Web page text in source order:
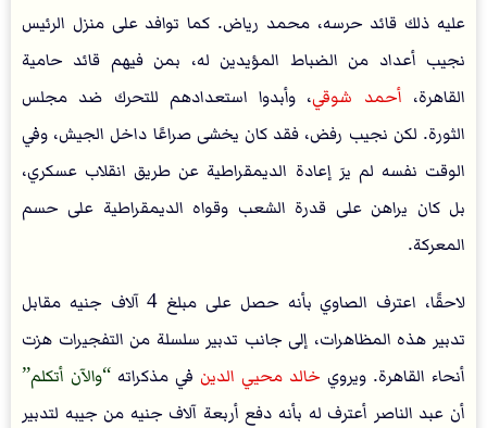
عليه ذلك قائد حرسه، محمد رياض. كما توافد على منزل الرئيس
نجيب أعداد من الضباط المؤيدين له، بمن فيهم قائد حامية
القاهرة، أحمد شوقي، وأبدوا استعدادهم للتحرك ضد مجلس
الثورة. لكن نجيب رفض، فقد كان يخشى صراعًا داخل الجيش، وفي
الوقت نفسه لم يرَ إعادة الديمقراطية عن طريق انقلاب عسكري،
بل كان يراهن على قدرة الشعب وقواه الديمقراطية على حسم
المعركة.
لاحقًا، اعترف الصاوي بأنه حصل على مبلغ 4 آلاف جنيه مقابل
تدبير هذه المظاهرات، إلى جانب تدبير سلسلة من التفجيرات هزت
أنحاء القاهرة. ويروي خالد محيي الدين في مذكراته
والآن أتكلم
أن عبد الناصر أعترف له بأنه دفع أربعة آلاف جنيه من جيبه لتدبير